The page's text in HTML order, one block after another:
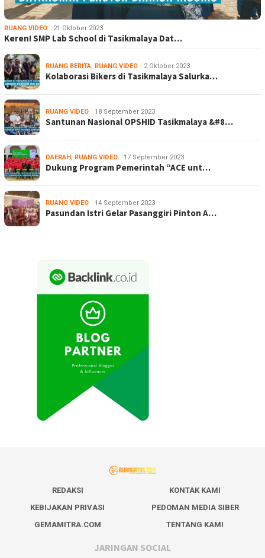
RUANG VIDEO 21 Oktober 2023
Keren! SMP Lab School di Tasikmalaya Dat…
RUANG BERITA, RUANG VIDEO 2 Oktober 2023
Kolaborasi Bikers di Tasikmalaya Salurka…
RUANG VIDEO 18 September 2023
Santunan Nasional OPSHID Tasikmalaya &#8…
DAERAH , RUANG VIDEO 17 September 2023
Dukung Program Pemerintah “ACE unt…
RUANG VIDEO 14 September 2023
Pasundan Istri Gelar Pasanggiri Pinton A…
REDAKSI
KONTAK KAMI
KEBIJAKAN PRIVASI
PEDOMAN MEDIA SIBER
GEMAMITRA.COM
TENTANG KAMI
JARINGAN SOCIAL